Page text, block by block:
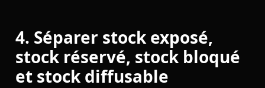
4. Séparer stock exposé,
stock réservé, stock bloqué
et stock diffusable